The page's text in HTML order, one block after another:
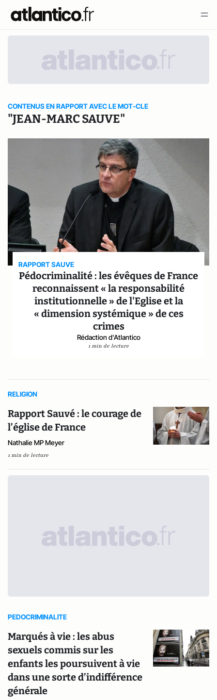
CONTENUS EN RAPPORT AVEC LE MOT-CLE
"JEAN-MARC SAUVE"
RAPPORT SAUVE
Pédocriminalité : les évêques de France
reconnaissent « la responsabilité
institutionnelle » de l'Eglise et la
« dimension systémique » de ces
crimes
Rédaction d'Atlantico
1 min de lecture
RELIGION
Rapport Sauvé : le courage de
l’église de France
Nathalie MP Meyer
1 min de lecture
PEDOCRIMINALITE
Marqués à vie : les abus
sexuels commis sur les
enfants les poursuivent à vie
dans une sorte d’indifférence
générale